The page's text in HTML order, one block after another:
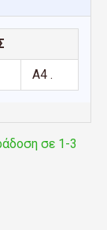
Α4 .
σε 1-3